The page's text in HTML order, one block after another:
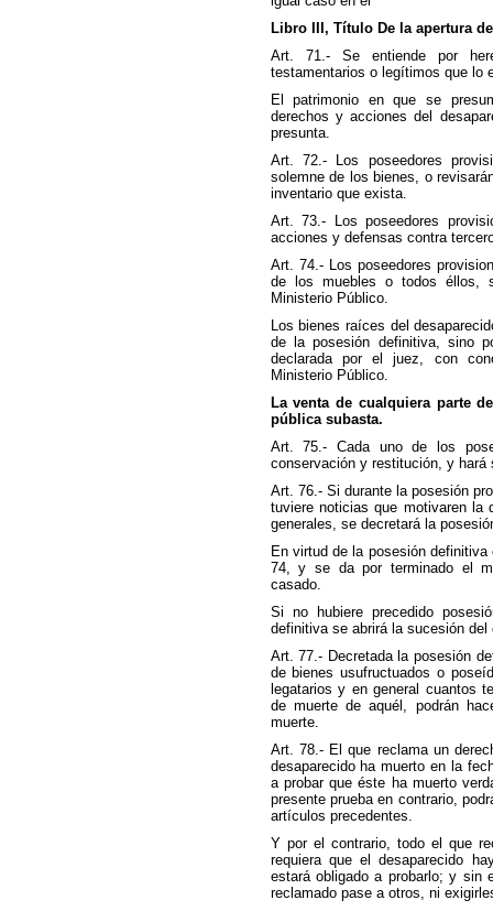
Libro III, Título De la apertura
Art. 71.- Se entiende por
testamentarios o legítimos que lo
El patrimonio en que se
derechos y acciones del
presunta.
Art. 72.- Los poseedores
solemne de los bienes, o
inventario que exista.
Art. 73.- Los poseedores
acciones y defensas contra
Art. 74.- Los poseedores
de los muebles o todos éllos,
Ministerio Público.
Los bienes raíces del
de la posesión definitiva, sino
declarada por el juez, con
Ministerio Público.
La venta de cualquiera parte
pública subasta.
Art. 75.- Cada uno de los
conservación y restitución, y
Art. 76.- Si durante la posesión
tuviere noticias que motivaren la
generales, se decretará la
En virtud de la posesión
74, y se da por terminado el
casado.
Si no hubiere precedido
definitiva se abrirá la sucesión
Art. 77.- Decretada la posesión
de bienes usufructuados o
legatarios y en general cuantos
de muerte de aquél, podrán
muerte.
Art. 78.- El que reclama un
desaparecido ha muerto en la
a probar que éste ha muerto
presente prueba en contrario,
artículos precedentes.
Y por el contrario, todo el que
requiera que el desaparecido
estará obligado a probarlo; y sin
reclamado pase a otros, ni